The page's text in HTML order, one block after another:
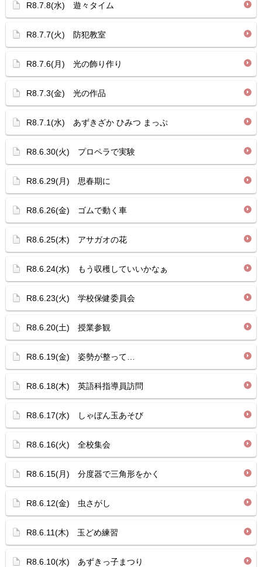
R8.7.8(水) 遊々タイム
R8.7.7(火) 防犯教室
R8.7.6(月) 光の飾り作り
R8.7.3(金) 光の作品
R8.7.1(水) あずきざか ひみつ まっぷ
R8.6.30(火) プロペラで実験
R8.6.29(月) 思春期に
R8.6.26(金) ゴムで動く車
R8.6.25(木) アサガオの花
R8.6.24(水) もう収穫していいかなぁ
R8.6.23(火) 学校保健委員会
R8.6.20(土) 授業参観
R8.6.19(金) 姿勢が整って…
R8.6.18(木) 英語科指導員訪問
R8.6.17(水) しゃぼん玉あそび
R8.6.16(火) 全校集会
R8.6.15(月) 分度器で三角形をかく
R8.6.12(金) 虫さがし
R8.6.11(木) 玉どめ練習
R8.6.10(水) あずきっ子まつり